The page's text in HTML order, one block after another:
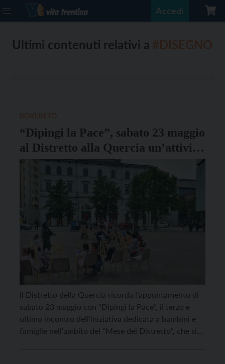
Accedi
Ultimi contenuti relativi a
“Dipingi la Pace”, sabato 23 maggio
al Distretto alla Quercia un’attività
per grandi e piccini
Il Distretto della Quercia ricorda l’appuntamento di
sabato 23 maggio con “Dipingi la Pace”, il terzo e
ultimo incontro dell’iniziativa dedicata a bambini e
famiglie nell’ambito del “Mese del Distretto”, che si